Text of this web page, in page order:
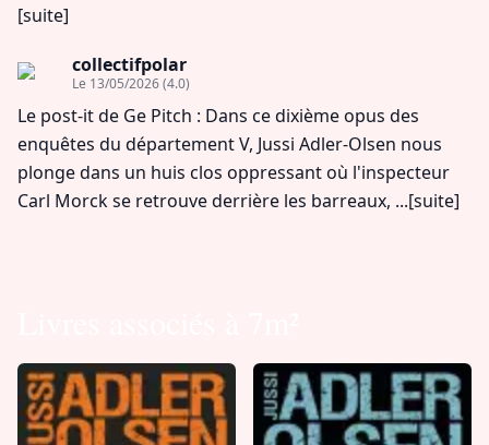
[suite]
collectifpolar
Le 13/05/2026(4.0)
Le post-it de Ge Pitch : Dans ce dixième opus des
enquêtes du département V, Jussi Adler-Olsen nous
plonge dans un huis clos oppressant où l'inspecteur
Carl Morck se retrouve derrière les barreaux, ...[suite]